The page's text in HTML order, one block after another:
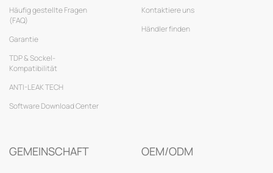
Häufig gestellte Fragen
(FAQ)
Garantie
TDP & Sockel-
Kompatibilität
ANTI-LEAK TECH
Software Download Center
Kontaktiere uns
Händler finden
GEMEINSCHAFT OEM/ODM